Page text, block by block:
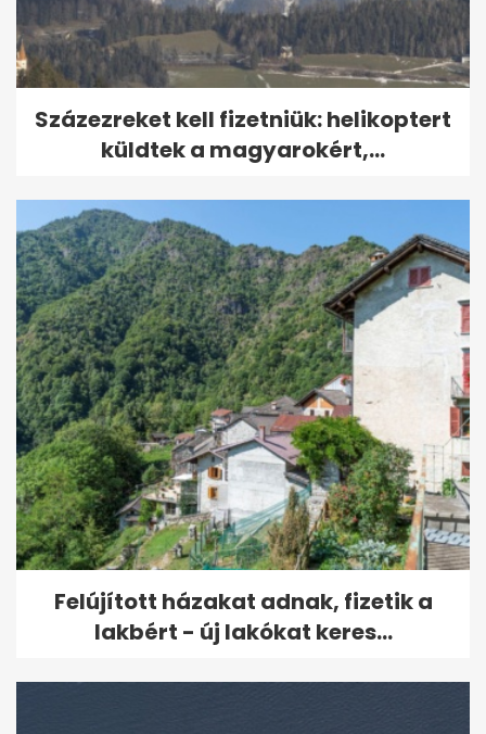
Százezreket kell fizetniük: helikoptert
küldtek a magyarokért,...
Felújított házakat adnak, fizetik a
lakbért - új lakókat keres...